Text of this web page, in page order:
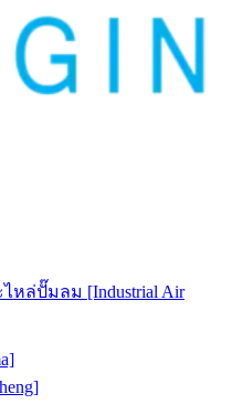
ล่ปั๊มลม [Industrial Air